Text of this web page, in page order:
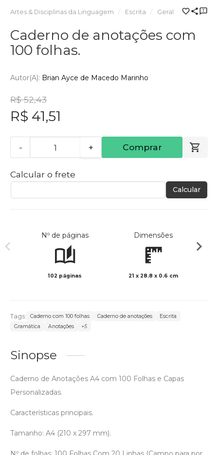
Artes & Disciplinas da Linguagem Escrita Geral
Caderno de anotações com
100 folhas.
Autor(a): Brian Ayce de Macedo Marinho
R$ 52,43
R$ 41,51
- + Comprar
Calcular o frete
Calcular
Nº de páginas
102 páginas
Dimensões
21 x 28.8 x 0.6 cm
Tags: Caderno com 100 folhas Caderno de anotações
Escrita
Gramática
Anotações +5
Sinopse
Caderno de Anotações A4 com 100 Folhas e Capas
Personalizadas.
Características principais.
Tamanho: A4 (210 x 297 mm).